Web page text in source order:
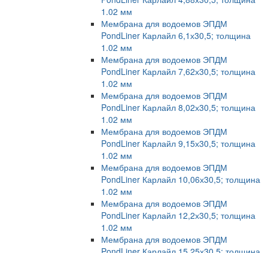
1.02 мм
Мембрана для водоемов ЭПДМ
PondLiner Карлайл 6,1х30,5; толщина
1.02 мм
Мембрана для водоемов ЭПДМ
PondLiner Карлайл 7,62х30,5; толщина
1.02 мм
Мембрана для водоемов ЭПДМ
PondLiner Карлайл 8,02х30,5; толщина
1.02 мм
Мембрана для водоемов ЭПДМ
PondLiner Карлайл 9,15х30,5; толщина
1.02 мм
Мембрана для водоемов ЭПДМ
PondLiner Карлайл 10,06х30,5; толщина
1.02 мм
Мембрана для водоемов ЭПДМ
PondLiner Карлайл 12,2х30,5; толщина
1.02 мм
Мембрана для водоемов ЭПДМ